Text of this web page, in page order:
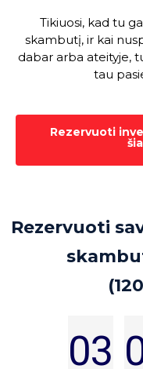
Tikiuosi, kad tu
skambutį, ir kai
dabar arba ateityje,
tau
Rezervuoti
Rezervuoti
03